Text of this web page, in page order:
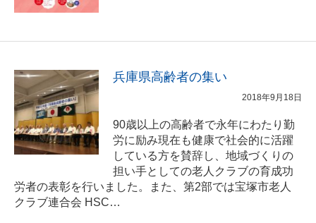
兵庫県高齢者の集い
2018年9月18日
90歳以上の高齢者で永年にわたり勤
労に励み現在も健康で社会的に活躍
している方を賛辞し、地域づくりの
担い手としての老人クラブの育成功
労者の表彰を行いました。また、第2部では宝塚市老人
クラブ連合会 HSC…